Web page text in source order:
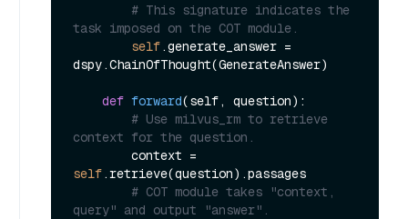
# This signature indicates the
task imposed on the COT module.
self.generate_answer =
dspy.ChainOfThought(GenerateAnswer)
def forward(self, question):
# Use milvus_rm to retrieve
context for the question.
self.retrieve(question).passages
# COT module takes "context,
query" and output "answer".